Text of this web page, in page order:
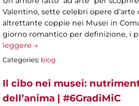
Valentino, sette celebri opere
altrettante coppie nei Musei in
giorno romantico per definizione, i
leggere →
Categories: blog
Il cibo nei musei:
dell’anima | #6GradiMiC